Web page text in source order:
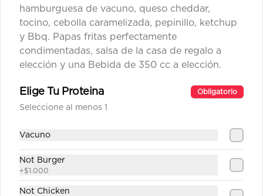
$1.890
hamburguesa de vacuno, queso cheddar,
tocino, cebolla caramelizada, pepinillo, ketchup
y Bbq. Papas fritas perfectamente
condimentadas, salsa de la casa de regalo a
elección y una Bebida de 350 cc a elección.
Elige Tu Proteina Obligatorio
Seleccione al menos 1
Vacuno
Not Burger
+$1.000
Not Chicken